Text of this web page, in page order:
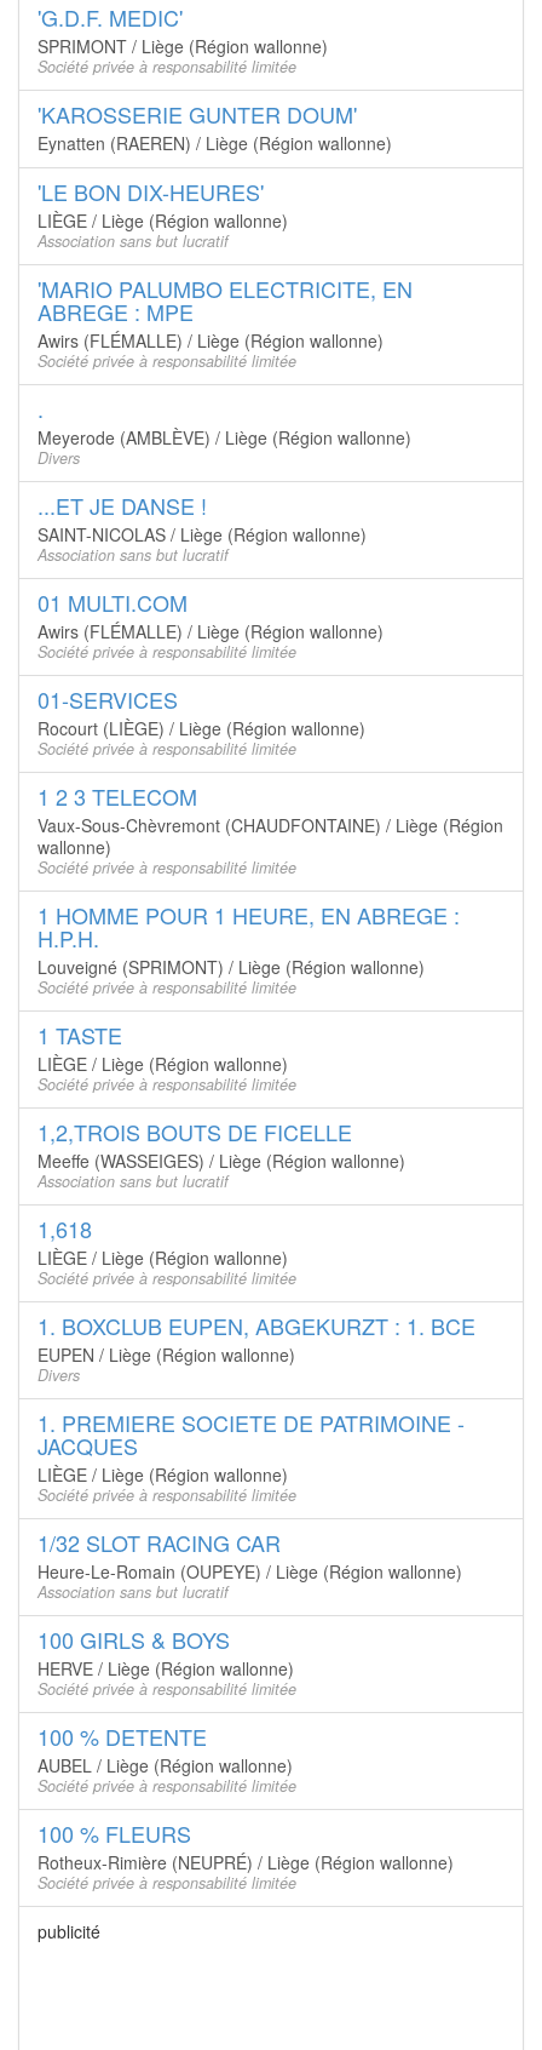
'G.D.F. MEDIC'
SPRIMONT / Liège (Région wallonne)
Société privée à responsabilité limitée
'KAROSSERIE GUNTER DOUM'
Eynatten (RAEREN) / Liège (Région wallonne)
'LE BON DIX-HEURES'
LIÈGE / Liège (Région wallonne)
Association sans but lucratif
'MARIO PALUMBO ELECTRICITE, EN
ABREGE : MPE
Awirs (FLÉMALLE) / Liège (Région wallonne)
Société privée à responsabilité limitée
.
Meyerode (AMBLÈVE) / Liège (Région wallonne)
Divers
...ET JE DANSE !
SAINT-NICOLAS / Liège (Région wallonne)
Association sans but lucratif
01 MULTI.COM
Awirs (FLÉMALLE) / Liège (Région wallonne)
Société privée à responsabilité limitée
01-SERVICES
Rocourt (LIÈGE) / Liège (Région wallonne)
Société privée à responsabilité limitée
1 2 3 TELECOM
Vaux-Sous-Chèvremont (CHAUDFONTAINE) / Liège (Région
wallonne)
Société privée à responsabilité limitée
1 HOMME POUR 1 HEURE, EN ABREGE :
H.P.H.
Louveigné (SPRIMONT) / Liège (Région wallonne)
Société privée à responsabilité limitée
1 TASTE
LIÈGE / Liège (Région wallonne)
Société privée à responsabilité limitée
1,2,TROIS BOUTS DE FICELLE
Meeffe (WASSEIGES) / Liège (Région wallonne)
Association sans but lucratif
1,618
LIÈGE / Liège (Région wallonne)
Société privée à responsabilité limitée
1. BOXCLUB EUPEN, ABGEKURZT : 1. BCE
EUPEN / Liège (Région wallonne)
Divers
1. PREMIERE SOCIETE DE PATRIMOINE -
JACQUES
LIÈGE / Liège (Région wallonne)
Société privée à responsabilité limitée
1/32 SLOT RACING CAR
Heure-Le-Romain (OUPEYE) / Liège (Région wallonne)
Association sans but lucratif
100 GIRLS & BOYS
HERVE / Liège (Région wallonne)
Société privée à responsabilité limitée
100 % DETENTE
AUBEL / Liège (Région wallonne)
Société privée à responsabilité limitée
100 % FLEURS
Rotheux-Rimière (NEUPRÉ) / Liège (Région wallonne)
Société privée à responsabilité limitée
publicité